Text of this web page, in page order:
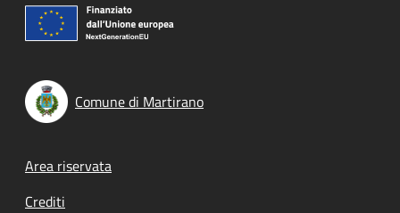
Comune di Martirano
Footer menu
Area riservata
Crediti